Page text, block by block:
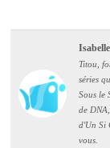
Titou,
séries
Sous le
de
d'Un Si
vous.